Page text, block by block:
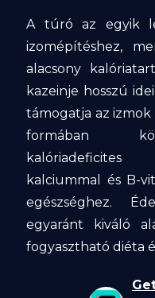
A túró az egyik
izomépítéshez,
alacsony
kazeinje hosszú
támogatja az
formában
kalciummal és B-
egészséghez.
egyaránt kiváló
fogyasztható diéta